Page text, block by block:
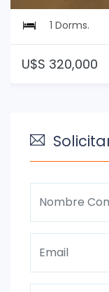
1 Dorms.
U$S 320,000